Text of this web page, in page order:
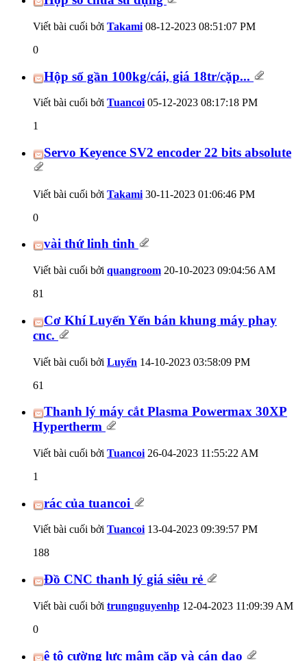
Viết bài cuối bởi Takami 08-12-2023 08:51:07 PM
0
Hộp số gần 100kg/cái, giá 18tr/cặp...
Viết bài cuối bởi Tuancoi 05-12-2023 08:17:18 PM
1
Servo Keyence SV2 encoder 22 bits absolute
Viết bài cuối bởi Takami 30-11-2023 01:06:46 PM
0
vài thứ linh tinh
Viết bài cuối bởi quangroom 20-10-2023 09:04:56 AM
81
Cơ Khí Luyến Yến bán khung máy phay
cnc.
Viết bài cuối bởi Luyến 14-10-2023 03:58:09 PM
61
Thanh lý máy cắt Plasma Powermax 30XP
Hypertherm
Viết bài cuối bởi Tuancoi 26-04-2023 11:55:22 AM
1
rác của tuancoi
Viết bài cuối bởi Tuancoi13-04-2023 09:39:57 PM
188
Đồ CNC thanh lý giá siêu rẻ
Viết bài cuối bởi trungnguyenhp 12-04-2023 11:09:39 AM
0
ê tô cường lực mâm cặp và cán dao